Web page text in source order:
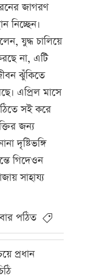
জাগরণ
নিচ্ছেন।
যুদ্ধ চালিয়ে
না, এটি
ঝুঁকিতে
এপ্রিল মাসে
সই করে
জন্য
দৃষ্টিভঙ্গি
গিদেওন
সাহায্য
পঠিত
প্রধান